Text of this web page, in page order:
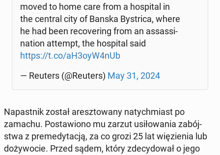
moved to home care from a ho­spi­tal in
the central city of Banska By­stri­ca, where
he had been re­co­ve­ring from an as­sas­si­
na­tion attempt, the ho­spi­tal said
https://t.co/aH3oyW4nUb
— Reuters (@Reuters) May 31, 2024
Na­past­nik został aresz­to­wa­ny na­tych­miast po
zamachu. Po­sta­wio­no mu zarzut usi­ło­wa­nia za­bój­
stwa z pre­me­dy­ta­cją, za co grozi 25 lat wię­zie­nia lub
do­ży­wo­cie. Przed sądem, który zde­cy­do­wał o jego